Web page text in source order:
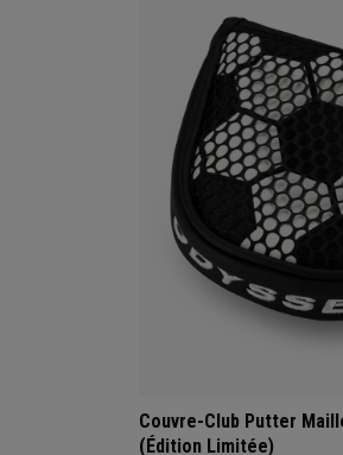
Couvre-Club Putter
(Édition Limitée)